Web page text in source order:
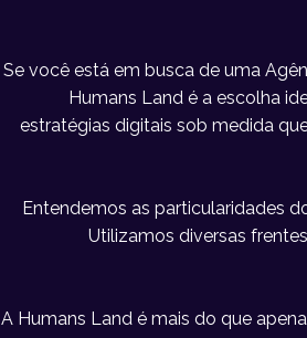
Se você está em busca de uma
Humans Land é a escolha
estratégias digitais sob medida
Entendemos as particularidades
Utilizamos diversas
A Humans Land é mais do que